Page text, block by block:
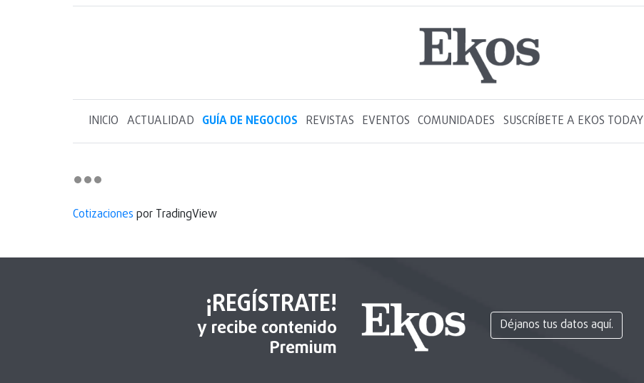
INICIO ACTUALIDAD GUÍA DE NEGOCIOS REVISTAS EVENTOS COMUNIDADES SUSCRÍBETE A EKOS TODAY
Cotizaciones por TradingView
¡REGÍSTRATE!
y recibe contenido
Premium
Déjanos tus datos aquí.